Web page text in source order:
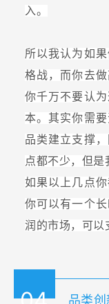
入。
所以我认为如
格战，而你去
你千万不要认
本。其实你需
品类建立支撑
点都不少，但是
如果以上几点
你可以有一个
润的市场，可以
品类创